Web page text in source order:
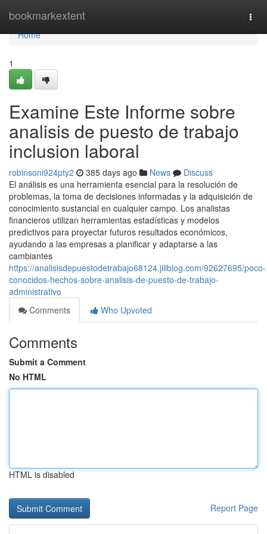
bookmarkextent
Home
Home
1
Examine Este Informe sobre
analisis de puesto de trabajo
inclusion laboral
robinsoni924pty2 385 days ago News
Discuss
El análisis es una herramienta esencial para la resolución de
problemas, la toma de decisiones informadas y la adquisición de
conocimiento sustancial en cualquier campo. Los analistas
financieros utilizan herramientas estadísticas y modelos
predictivos para proyectar futuros resultados económicos,
ayudando a las empresas a planificar y adaptarse a las
cambiantes
https://analisisdepuestodetrabajo68124.jiliblog.com/92627695/poco-
conocidos-hechos-sobre-analisis-de-puesto-de-trabajo-
administrativo
Comments
Who Upvoted
Comments
Submit a Comment
No HTML
HTML is disabled
Report Page